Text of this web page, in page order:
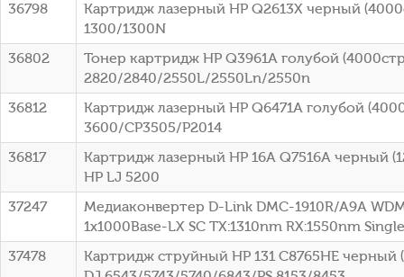
36798
Картридж лазерный HP Q2613X черный
1300/1300N
36802
Тонер картридж HP Q3961A голубой
2820/2840/2550L/2550Ln/2550n
36812
Картридж лазерный HP Q6471A голубой
3600/CP3505/P2014
36817
Картридж лазерный HP 16A Q7516A черный
HP LJ 5200
37247
Медиаконвертер D-Link DMC-1910R/A9A
1x1000Base-LX SC ТХ:1310nm RX:1550nm
37478
Картридж струйный HP 131 C8765HE черный